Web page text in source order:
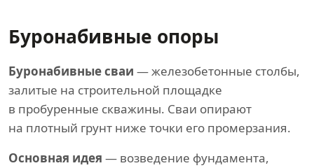
Буронабивные опоры
Буронабивные сваи — железобетонные столбы,
залитые на строительной площадке
в пробуренные скважины. Сваи опирают
на плотный грунт ниже точки его промерзания.
Основная идея — возведение фундамента,